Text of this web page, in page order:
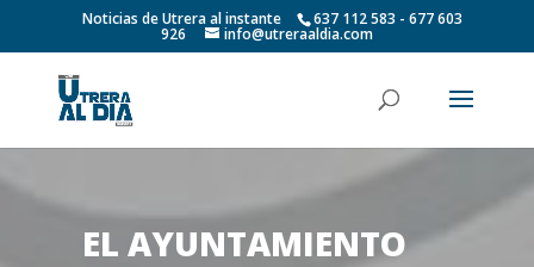
Noticias de Utrera al instante 637 112 583 - 677 603
926 info@utreraaldia.com
EL AYUNTAMIENTO